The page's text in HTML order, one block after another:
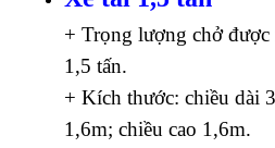
+ Trọng lượng chở được
1,5 tấn.
+ Kích thước: chiều dài
1,6m; chiều cao 1,6m.